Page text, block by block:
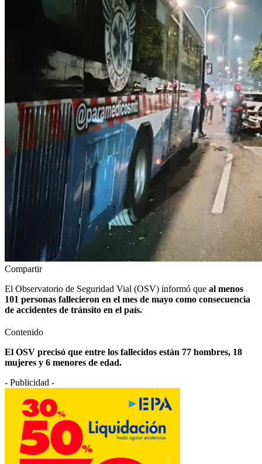
Compartir
El Observatorio de Seguridad Vial (OSV) informó que al menos
101 personas fallecieron en el mes de mayo como consecuencia
de accidentes de tránsito en el país.
Contenido
El OSV precisó que entre los fallecidos están 77 hombres, 18
mujeres y 6 menores de edad.
- Publicidad -